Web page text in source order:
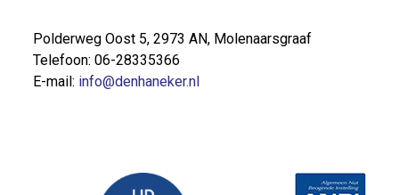
Polderweg Oost 5, 2973 AN, Molenaarsgraaf
Telefoon: 06-28335366
E-mail: info@denhaneker.nl